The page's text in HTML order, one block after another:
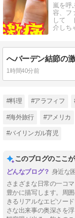
嵐を呼
容、フ
して
介しち
へバーデン結節の
1時間40分前
#料理 #アラフィフ
#海外旅行 #アメリカ
#バイリンガル育児
このブログのここ
身近な
さまざまな日常の一コ
豊かに描写します。周
きるリアルなエピソー
さな出来事の奥深さを